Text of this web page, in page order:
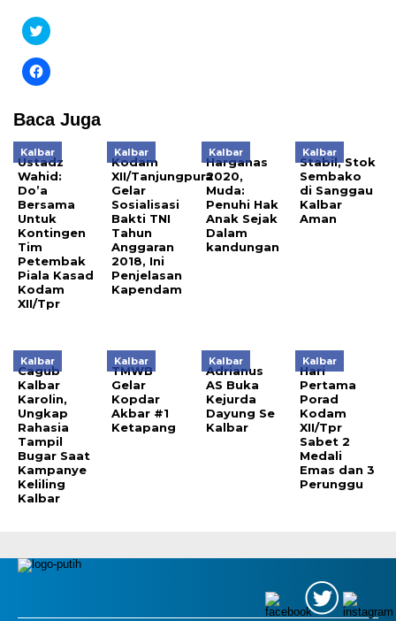
Klik
untuk
pada
Twitter(Membuka
di
baru)
Klik
untuk
Facebook(Membuka
di
jendela
yang
baru)
Baca Juga
Kalbar
Ustadz
Wahid:
Do’a
Bersama
Untuk
Kontingen
Tim
Petembak
Piala Kasad
Kodam
XII/Tpr
Kalbar
Kodam
XII/Tanjungpura
Gelar
Sosialisasi
Bakti TNI
Tahun
Anggaran
2018, Ini
Penjelasan
Kapendam
Kalbar
Harganas
2020,
Muda:
Penuhi Hak
Anak Sejak
Dalam
kandungan
Kalbar
Stabil, Stok
Sembako
di Sanggau
Kalbar
Aman
Kalbar
Cagub
Kalbar
Karolin,
Ungkap
Rahasia
Tampil
Bugar Saat
Kampanye
Keliling
Kalbar
Kalbar
TMWB
Gelar
Kopdar
Akbar #1
Ketapang
Kalbar
Adrianus
AS Buka
Kejurda
Dayung Se
Kalbar
Kalbar
Hari
Pertama
Porad
Kodam
XII/Tpr
Sabet 2
Medali
Emas dan 3
Perunggu